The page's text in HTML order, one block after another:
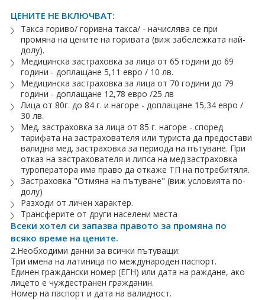
ЦЕНИТЕ НЕ ВКЛЮЧВАТ:
Такса гориво/ горивна такса/ - начислява се при
промяна на цените на горивата (виж забележката най-
долу).
Медицинска застраховка за лица от 65 години до 69
години - доплащане 5,11 евро / 10 лв.
Медицинска застраховка за лица от 70 години до 79
години - доплащане 12,78 евро /25 лв
Лица от 80г. до 84 г. и нагоре - доплащане 15,34 евро /
30 лв.
Мед. застраховка за лица от 85 г. нагоре - според
тарифата на застрахователя или туриста да предостави
валидна мед. застраховка за периода на пътуване. При
отказ на застрахователя и липса на мед.застраховка
туроператора има право да откаже ТП на потребитяля.
Застраховка "Отмяна на пътуване" (виж условията по-
долу)
Разходи от личен характер.
Трансферите от други населени места
Всеки хотел си запазва правото за промяна по
всяко време на цените.
2.Необходими данни за всички пътуващи:
Три имена на латиница по международен паспорт.
Единен граждански номер (ЕГН) или дата на раждане, ако
лицето е чуждестранен гражданин.
Номер на паспорт и дата на валидност.